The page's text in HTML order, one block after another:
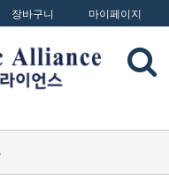
장바구니 마이페이지